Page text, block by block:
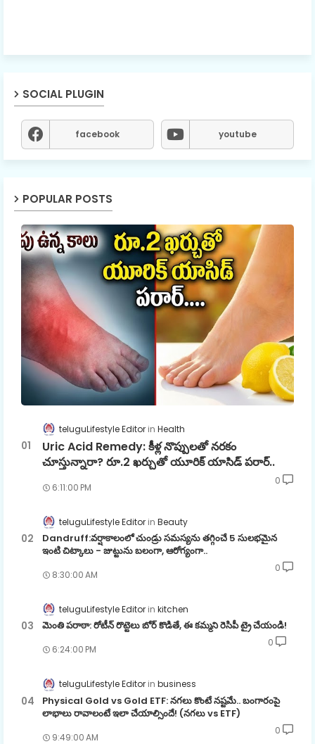
SOCIAL PLUGIN
facebook youtube
POPULAR POSTS
teluguLifestyle Editor Health
Uric Acid Remedy: కీళ్ల నొప్పులతో నరకం
చూస్తున్నారా? రూ.2 ఖర్చుతో యూరిక్ యాసిడ్ పరార్..
6:11:00 PM
0
teluguLifestyle Editor Beauty
Dandruff:వర్షాకాలంలో చుండ్రు సమస్యను తగ్గించే 5 సులభమైన
ఇంటి చిట్కాలు - జుట్టును బలంగా, ఆరోగ్యంగా..
8:30:00 AM
0
teluguLifestyle Editor kitchen
మెంతి పరాఠా: రోటీన్ రొట్టెలు బోర్ కొడితే, ఈ కమ్మని రెసిపీ ట్రై చేయండి!
6:24:00 PM
0
teluguLifestyle Editor business
Physical Gold vs Gold ETF: నగలు కొంటే నష్టమే.. బంగారంపై
లాభాలు రావాలంటే ఇలా చేయాల్సిందే! (నగలు vs ETF)
9:49:00 AM
0